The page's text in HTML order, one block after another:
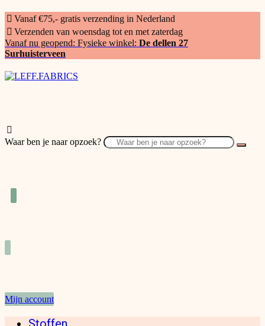
Vanaf €75,- gratis verzending in Nederland
Verzenden van woensdag tot en met zaterdag
Vanaf nu geopend: Fysieke winkel: De dellen 27
Surhuisterveen
Waar ben je naar opzoek?
Mijn account